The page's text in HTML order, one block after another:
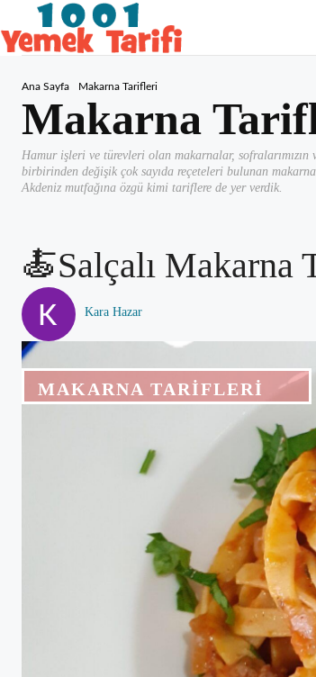
Ana Sayfa Makarna Tarifleri
Makarna
Hamur işleri ve türevleri olan makarnalar, sofralarımızın
birbirinden değişik çok sayıda reçeteleri bulunan
Akdeniz mutfağına özgü kimi tariflere de yer verdik.
MAKARNA TARIFLERI
🍝Salçalı Makarna
Kara Hazar